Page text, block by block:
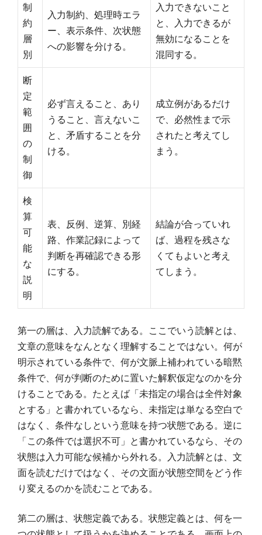
制
約
層
別
入力制約、処理時エラ
ー、表示条件、次状態
への影響を分ける。
入力できないこと
と、入力できるが
無効になることを
混同する。
断
定
範
囲
の
制
御
必ず言えること、あり
うること、言えないこ
と、矛盾することを分
ける。
成立例があるだけ
で、必然性まで示
されたと考えてし
まう。
検
算
可
能
な
説
明
表、反例、逆算、別経
路、作業記録によって
判断を再確認できる形
にする。
結論が合っていれ
ば、過程を残さな
くてもよいと考え
てしまう。
第一の層は、入力読解である。ここでいう読解とは、
文章の意味をなんとなく理解することではない。何が
明示されている条件で、何が文脈上補われている暗黙
条件で、何が判断のために置いた解釈仮定なのかを分
けることである。たとえば「未指定の場合は全件対象
とする」と書かれているなら、未指定は単なる空白で
はなく、条件なしという意味を持つ状態である。逆に
「この条件では選択不可」と書かれているなら、その
状態は入力可能な候補から外れる。入力読解とは、文
面を読むだけではなく、その文面が状態空間をどう作
り変えるのかを読むことである。
第二の層は、状態定義である。状態定義とは、何を一